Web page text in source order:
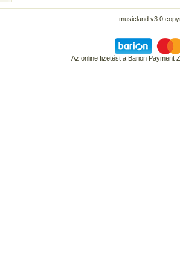
musicland v3.0
Az online fizetést a Barion Payment